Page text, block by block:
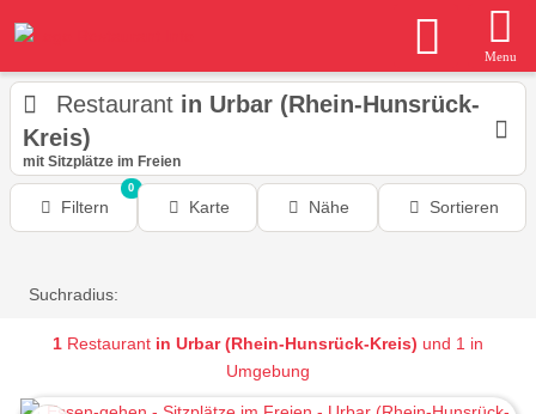
Menu
Restaurant in Urbar (Rhein-Hunsrück-
Kreis)
mit Sitzplätze im Freien
Filtern
0
Karte Nähe Sortieren
Suchradius:
1 Restaurant in Urbar (Rhein-Hunsrück-Kreis) und 1 in
Umgebung